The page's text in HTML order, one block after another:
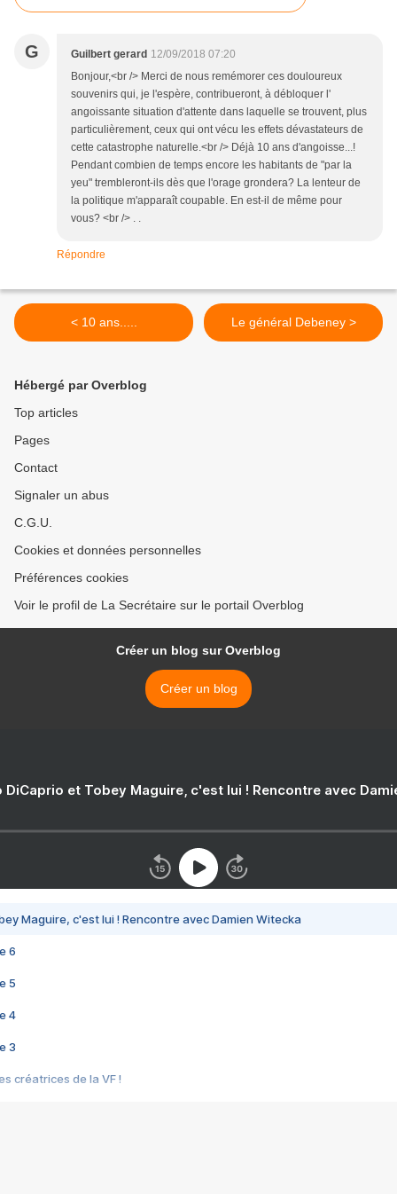
G Guilbert gerard 12/09/2018 07:20
Bonjour,<br /> Merci de nous remémorer ces douloureux
souvenirs qui, je l'espère, contribueront, à débloquer l'
angoissante situation d'attente dans laquelle se trouvent, plus
particulièrement, ceux qui ont vécu les effets dévastateurs de
cette catastrophe naturelle.<br /> Déjà 10 ans d'angoisse...!
Pendant combien de temps encore les habitants de "par la
yeu" trembleront-ils dès que l'orage grondera? La lenteur de
la politique m'apparaît coupable. En est-il de même pour
vous? <br /> . .
Répondre
< 10 ans..... Le général Debeney >
Hébergé par Overblog
Top articles
Pages
Contact
Signaler un abus
C.G.U.
Cookies et données personnelles
Préférences cookies
Voir le profil de La Secrétaire sur le portail Overblog
Créer un blog sur Overblog
Créer un blog
DiCaprio et Tobey Maguire, c'est lui ! Rencontre avec
Maguire, c'est lui ! Rencontre avec Damien Witecka
6
5
4
3
créatrices de la VF !